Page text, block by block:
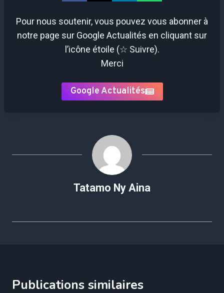
Pour nous soutenir, vous pouvez vous abonner à
notre page sur Google Actualités en cliquant sur
l’icône étoile (☆ Suivre).
Merci
Google Actualités
Tatamo Ny Aina
Publications similaires